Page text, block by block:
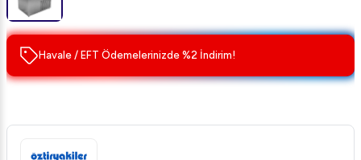
Havale / EFT Ödemelerinizde %2 İndirim!